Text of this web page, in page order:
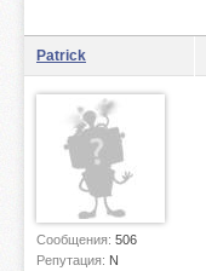
Patrick
Сообщения: 506
Репутация: N